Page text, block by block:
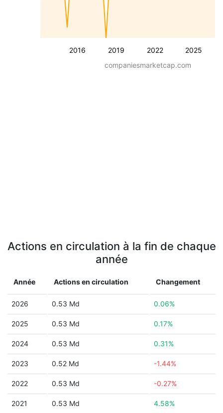
2016 2019 2022 2025
companiesmarketcap.com
Actions en circulation à la fin de chaque
année
Année Actions en circulation Changement
2026 0.53 Md 0.06%
2025 0.53 Md 0.17%
2024 0.53 Md 0.31%
2023 0.52 Md -1.44%
2022 0.53 Md -0.27%
2021 0.53 Md 4.58%